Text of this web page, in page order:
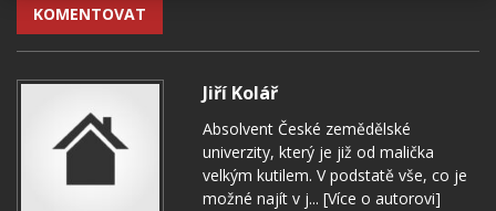
KOMENTOVAT
Jiří Kolář
Absolvent České zemědělské
univerzity, který je již od malička
velkým kutilem. V podstatě vše, co je
možné najít v j... [Více o autorovi]